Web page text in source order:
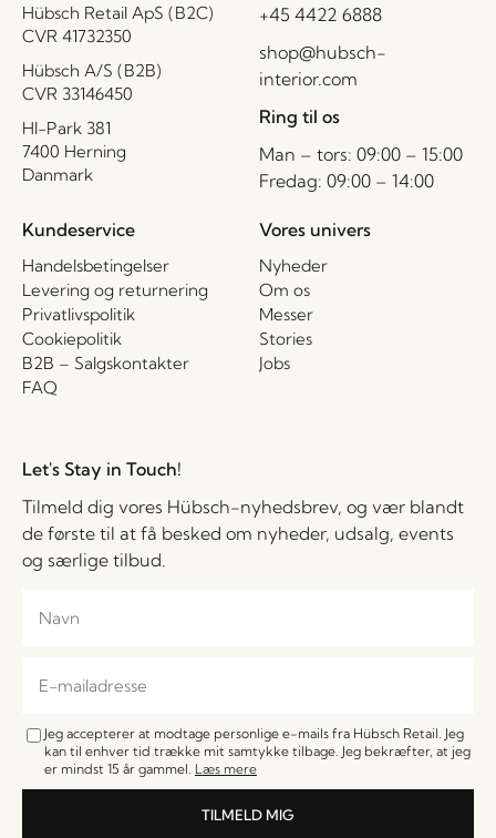
Hübsch Retail ApS (B2C)
CVR 41732350
Hübsch A/S (B2B)
CVR 33146450
HI-Park 381
7400 Herning
Danmark
+45 4422 6888
shop@hubsch-
interior.com
Ring til os
Man – tors: 09:00 – 15:00
Fredag: 09:00 – 14:00
Kundeservice
Handelsbetingelser
Levering og returnering
Privatlivspolitik
Cookiepolitik
B2B – Salgskontakter
FAQ
Vores univers
Nyheder
Om os
Messer
Stories
Jobs
Let's Stay in Touch!
Tilmeld dig vores Hübsch-nyhedsbrev, og vær blandt
de første til at få besked om nyheder, udsalg, events
og særlige tilbud.
Jeg accepterer at modtage personlige e-mails fra Hübsch Retail. Jeg
kan til enhver tid trække mit samtykke tilbage. Jeg bekræfter, at jeg
er mindst 15 år gammel. Læs mere
TILMELD MIG